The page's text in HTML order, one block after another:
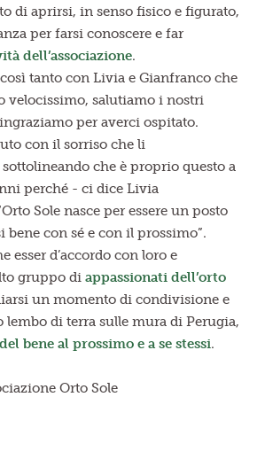
di aprirsi, in senso fisico e figurato,
per farsi conoscere e far
dell’associazione.
tanto con Livia e Gianfranco che
velocissimo, salutiamo i nostri
per averci ospitato.
con il sorriso che li
che è proprio questo a
perché - ci dice Livia
Sole nasce per essere un posto
bene con sé e con il prossimo”.
esser d’accordo con loro e
gruppo di appassionati dell’orto
un momento di condivisione e
lembo di terra sulle mura di Perugia,
bene al prossimo e a se stessi.
Orto Sole